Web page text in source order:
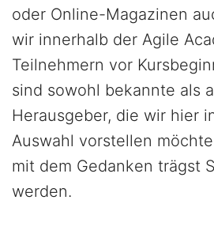
oder Online-Magazinen
wir innerhalb der Agile
Teilnehmern vor
sind sowohl bekannte als
Herausgeber, die wir hier
Auswahl vorstellen
mit dem Gedanken trägst
werden.